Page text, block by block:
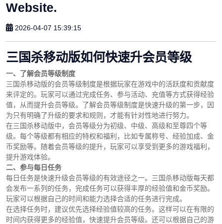
Website.
2026-04-07 15:39:15
三国杀移动版如何快速升会员等级
一、了解会员等级制度
三国杀移动版的会员等级制度是根据玩家在游戏中的活跃度和贡献度
来评定的。玩家可以通过完成任务、参与活动、充值等方式获得经验
值，从而提升会员等级。了解会员等级制度是快速升级的第一步，因
为只有明确了升级的要求和规则，才能有针对性地进行努力。
在三国杀移动版中，会员等级分为初级、中级、高级和至尊四个等
级。每个等级都有相应的特权和福利，比如专属称号、经验加成、金
币奖励等。随着会员等级的提升，玩家可以享受到更多的游戏福利，
提升游戏体验。
二、参与每日任务
每日任务是快速升级会员等级的有效途径之一。三国杀移动版每天都
会发布一系列的任务，完成任务可以获得丰厚的经验值和金币奖励。
玩家可以根据自己的时间和能力选择合适的任务进行完成。
在选择任务时，建议优先选择经验值较高的任务。这样可以在有限的
时间内获得更多的经验值，快速提升会员等级。还可以根据自己的游